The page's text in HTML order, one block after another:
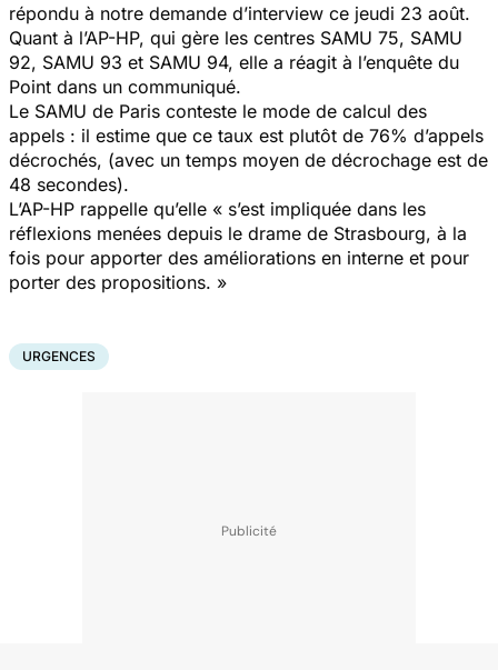
répondu à notre demande d’interview ce jeudi 23 août.
Quant à l’AP-HP, qui gère les centres SAMU 75, SAMU
92, SAMU 93 et SAMU 94, elle a réagit à l’enquête du
Point dans un communiqué.
Le SAMU de Paris conteste le mode de calcul des
appels : il estime que ce taux est plutôt de 76% d’appels
décrochés, (avec un temps moyen de décrochage est de
48 secondes).
L’AP-HP rappelle qu’elle « s’est impliquée dans les
réflexions menées depuis le drame de Strasbourg, à la
fois pour apporter des améliorations en interne et pour
porter des propositions. »
URGENCES